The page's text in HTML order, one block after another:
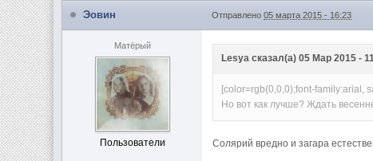
Эовин Отправлено05 марта 2015 - 16:23
Матёрый
Пользователи
Lesya сказал(а) 05 Мар 2015 -
[color=rgb(0,0,0);font-family:arial,
Но вот как лучше? Ждать
Солярий вредно и загара